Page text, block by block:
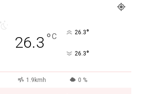
26.3 °C 26.3°
26.3°
1.9kmh 0 %